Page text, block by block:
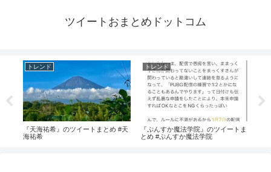
ツイートおまとめドットコム
トレンド
『天海祐希』のツイートまとめ #天
海祐希
トレンド
『ぷんすか魔法学院』のツイートま
とめ #ぷんすか魔法学院